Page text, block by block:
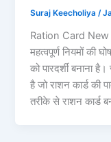
Suraj Keecholiya/
Ration Card
महत्वपूर्ण नियमों की
को पारदर्शी बनाना
है जो राशन कार्ड की
तरीके से राशन कार्ड